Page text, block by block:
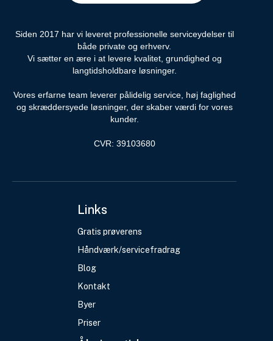
Siden 2017 har vi leveret professionelle serviceydelser til
både private og erhverv.
Vi sætter en ære i at levere kvalitet, grundighed og
langtidsholdbare løsninger.
Vores erfarne team leverer pålidelig service, høj faglighed
og skræddersyede løsninger, der skaber værdi for vores
kunder.
CVR: 39103680
Links
Gratis prøverens
Håndværk/servicefradrag
Blog
Kontakt
Byer
Priser